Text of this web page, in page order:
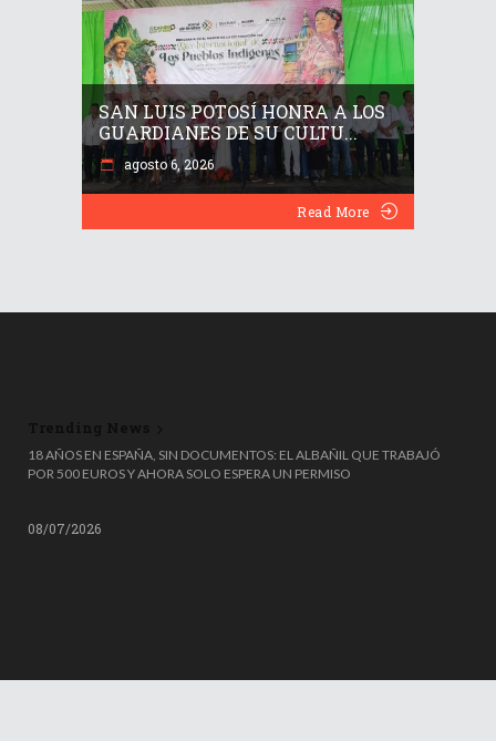
SAN LUIS POTOSÍ HONRA A LOS
GUARDIANES DE SU CULTU...
agosto 6, 2026
Read More
18 AÑOS EN ESPAÑA, SIN DOCUMENTOS: EL ALBAÑIL QUE TRABAJÓ
POR 500 EUROS Y AHORA SOLO ESPERA UN PERMISO
08/07/2026